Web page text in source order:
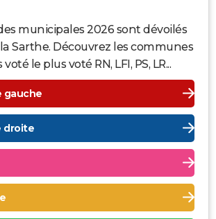
municipales 2026 sont dévoilés
Sarthe. Découvrez les communes
le plus voté RN, LFI, PS, LR...
gauche
droite